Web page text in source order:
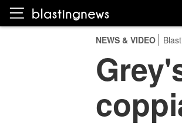
NEWS & VIDEO